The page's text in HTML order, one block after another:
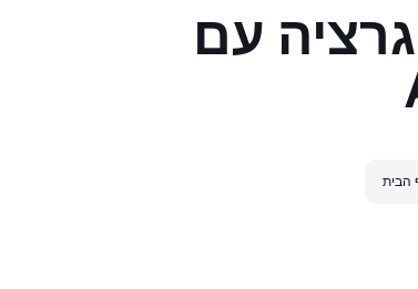
עם
הבית